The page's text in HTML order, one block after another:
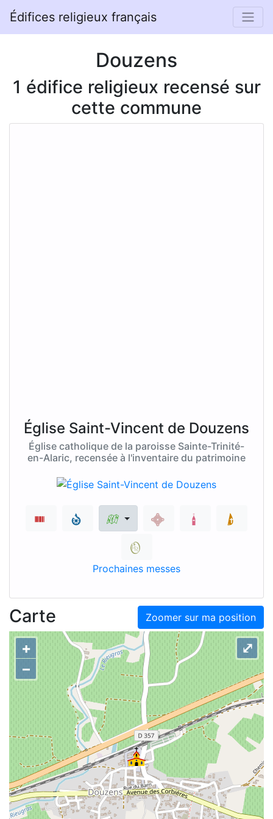
Édifices religieux français
Douzens
1 édifice religieux recensé sur
cette commune
Église Saint-Vincent de Douzens
Église catholique de la paroisse Sainte-Trinité-
en-Alaric, recensée à l'inventaire du patrimoine
Prochaines messes
Zoomer sur ma position
Carte
+
–
⤢